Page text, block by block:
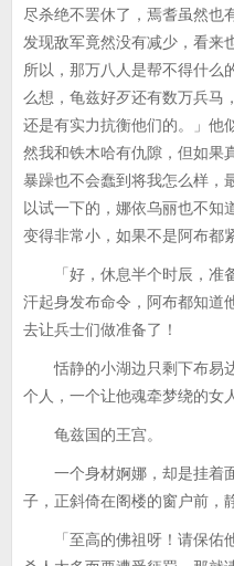
尽杀绝不罢休了，焉耆虽然也
发现敌军竟然没有减少，看来
所以，那万八人是帮不得什么
么想，龟兹好歹还有数万兵马
还是有实力抗衡他们的。」他
然我和铁木哈有仇隙，但如果
暴躁也不会蠢到将我怎么样，
以试一下的，娜依乌丽也不知
变得非常小，如果不是阿布都
「好，休息半个时辰，准
汗起身发布命令，阿布都知道
去让兵士们做准备了！
恬静的小湖边只剩下布易
个人，一个让他魂牵梦绕的女
龟兹国的王宫。
一个身材婀娜，却是挂着
子，正斜倚在阁楼的窗户前，
「至高的佛祖呀！请保佑